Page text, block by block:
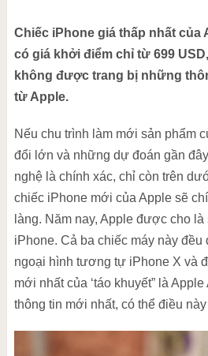
Chiếc iPhone giá thấp nhất của
có giá khởi điểm chỉ từ 699
không được trang bị những
từ Apple.
Nếu chu trình làm mới sản phẩm
đổi lớn và những dự đoán gần
nghệ là chính xác, chỉ còn trên
chiếc iPhone mới của Apple sẽ
làng. Năm nay, Apple được cho
iPhone. Cả ba chiếc máy này
ngoại hình tương tự iPhone X và
mới nhất của ‘táo khuyết” là
thông tin mới nhất, có thể điều